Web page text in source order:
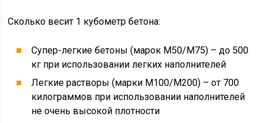
Сколько весит 1 кубометр бетона:
Супер-легкие бетоны (марок М50/М75) – до 500
кг при использовании легких наполнителей
Легкие растворы (марки М100/М200) – от 700
килограммов при использовании наполнителей
не очень высокой плотности